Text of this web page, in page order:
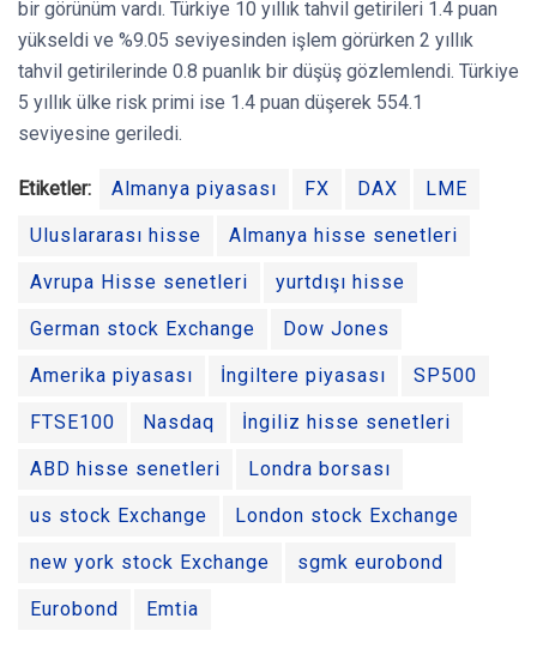
bir görünüm vardı. Türkiye 10 yıllık tahvil getirileri 1.4 puan
yükseldi ve %9.05 seviyesinden işlem görürken 2 yıllık
tahvil getirilerinde 0.8 puanlık bir düşüş gözlemlendi. Türkiye
5 yıllık ülke risk primi ise 1.4 puan düşerek 554.1
seviyesine geriledi.
Etiketler: Almanya piyasası FX DAX LME
Uluslararası hisse Almanya hisse senetleri
Avrupa Hisse senetleri yurtdışı hisse
German stock Exchange Dow Jones
Amerika piyasası İngiltere piyasası SP500
FTSE100 Nasdaq İngiliz hisse senetleri
ABD hisse senetleri Londra borsası
us stock Exchange London stock Exchange
new york stock Exchange sgmk eurobond
Eurobond Emtia